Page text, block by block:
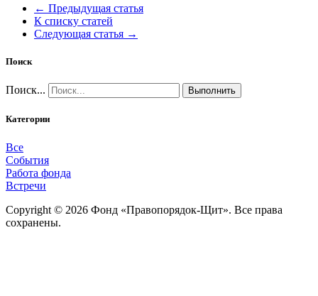
← Предыдущая статья
К списку статей
Следующая статья →
Поиск
Поиск... Выполнить
Категории
Все
События
Работа фонда
Встречи
Copyright © 2026 Фонд «Правопорядок-Щит». Все права
сохранены.